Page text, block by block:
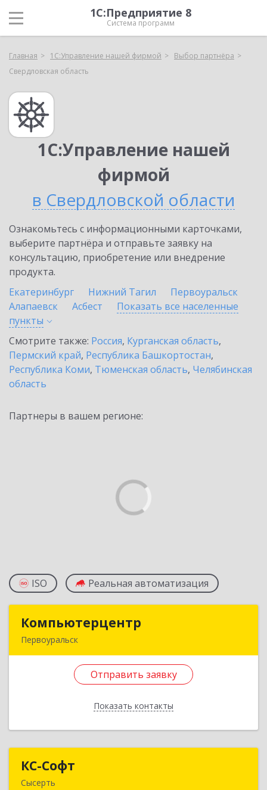
1С:Предприятие 8
Система программ
Главная 1С:Управление нашей фирмой
Выбор партнёра
Свердловская область
1С:Управление нашей
фирмой
в Свердловской области
Ознакомьтесь с информационными карточками,
выберите партнёра и отправьте заявку на
консультацию, приобретение или внедрение
продукта.
Екатеринбург
Нижний Тагил
Первоуральск
Алапаевск
Асбест
Показать все населенные
пункты
Смотрите также: Россия, Курганская область,
Пермский край, Республика Башкортостан,
Республика Коми, Тюменская область, Челябинская
область
Партнеры в вашем регионе:
ISO Реальная автоматизация
Компьютерцентр
Первоуральск
Отправить заявку
Показать контакты
Компьютерцентр
Первоуральск г, Космонавтов пр-кт, дом № 3А,
КС-Софт
Сысерть